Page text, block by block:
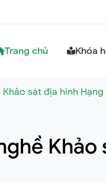
Trang chủ Khóa
sát địa hình Hạng
Khảo